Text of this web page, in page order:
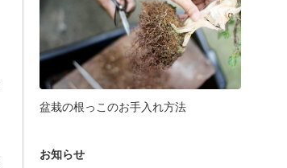
盆栽の根っこのお手入れ方法
お知らせ